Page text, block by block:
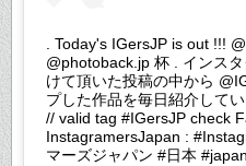
. Today's IGersJP is out !!!
@photoback.jp 杯 . インス
けて頂いた投稿の中から
プした作品を毎日紹介して
// valid tag #IGersJP check
InstagramersJapan :
マーズジャパン #日本